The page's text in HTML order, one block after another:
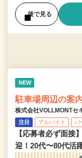
後で見る
NEW
駐車場周辺の案
株式会社VOLLMONTセ
注目 アルバイト パ
【応募者必ず面接
迎！20代〜80代活